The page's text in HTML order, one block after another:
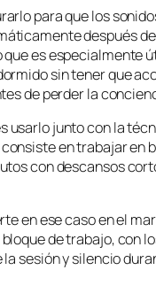
para que los
después
es especialmente
sin tener que
de perder la
usarlo junto con la
en trabajar en
con descansos
en ese caso en el
de trabajo, con
sesión y silencio